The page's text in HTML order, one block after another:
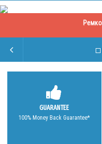
GUARANTEE
100% Money Back Guarantee*